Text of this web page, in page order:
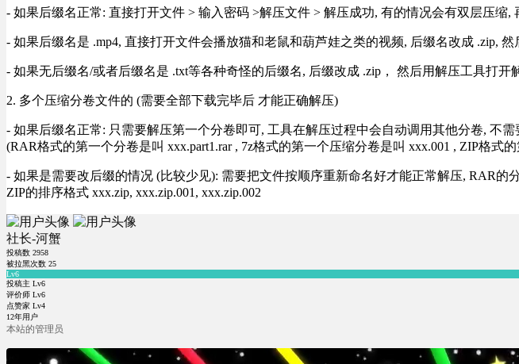
- 如果后缀名正常: 直接打开文件 > 输入密码 >解压文件 > 解压成功, 有的情况会有双层压缩,
- 如果后缀名是 .mp4, 直接打开文件会播放猫和老鼠和葫芦娃之类的视频, 后缀名改成 .zip,
- 如果无后缀名/或者后缀名是 .txt等各种奇怪的后缀名, 后缀改成 .zip， 然后用解压工具打
2. 多个压缩分卷文件的 (需要全部下载完毕后 才能正确解压)
- 如果后缀名正常: 只需要解压第一个分卷即可, 工具在解压过程中会自动调用其他分卷, 不
(RAR格式的第一个分卷是叫 xxx.part1.rar , 7z格式的第一个压缩分卷是叫 xxx.001 , ZIP格式
- 如果是需要改后缀的情况 (比较少见): 需要把文件按顺序重新命名好才能正常解压, RAR的
ZIP的排序格式 xxx.zip, xxx.zip.001, xxx.zip.002
社长-河蟹
投稿数 2958
被拉黑次数 25
Lv6
投稿主 Lv6
评价师 Lv6
点赞家 Lv4
12年用户
本站的管理员